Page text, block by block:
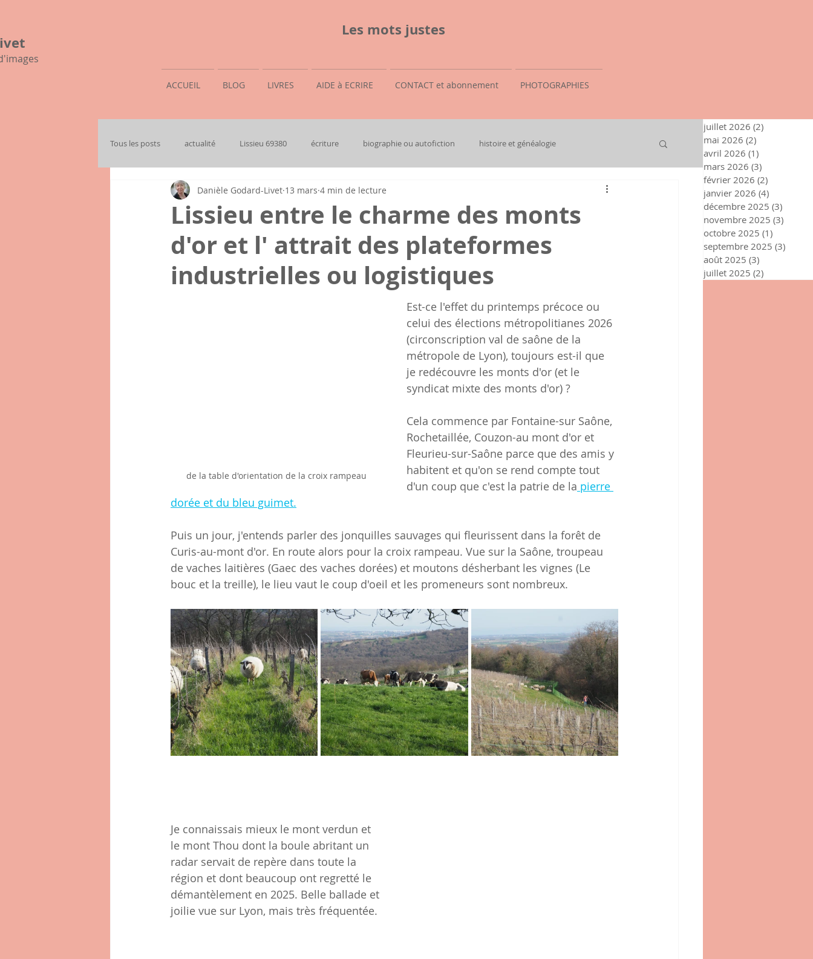
Les mots justes
ACCUEIL BLOG LIVRES AIDE à ECRIRE CONTACT et abonnement PHOTOGRAPHIES
Tous les posts actualité Lissieu 69380 écriture biographie ou autofiction histoire et généalogie
mon histoire familiale
Lissieu entre le charme des monts
d'or et l' attrait des plateformes
industrielles ou logistiques
Danièle Godard-Livet 13 mars 4 min de lecture
de la table d'orientation de la croix rampeau
Est-ce l'effet du printemps précoce ou
celui des élections métropolitianes 2026
(circonscription val de saône de la
métropole de Lyon), toujours est-il que
je redécouvre les monts d'or (et le
syndicat mixte des monts d'or) ?
Cela commence par Fontaine-sur Saône,
Rochetaillée, Couzon-au mont d'or et
Fleurieu-sur-Saône parce que des amis y
habitent et qu'on se rend compte tout
d'un coup que c'est la patrie de la pierre
dorée et du bleu guimet.
Puis un jour, j'entends parler des jonquilles sauvages qui fleurissent dans la forêt de
Curis-au-mont d'or. En route alors pour la croix rampeau. Vue sur la Saône, troupeau
de vaches laitières (Gaec des vaches dorées) et moutons désherbant les vignes (Le
bouc et la treille), le lieu vaut le coup d'oeil et les promeneurs sont nombreux.
Je connaissais mieux le mont verdun et
le mont Thou dont la boule abritant un
radar servait de repère dans toute la
région et dont beaucoup ont regretté le
démantèlement en 2025. Belle ballade et
joilie vue sur Lyon, mais très fréquentée.
juillet 2026 (2)
mai 2026 (2)
avril 2026 (1)
mars 2026 (3)
février 2026 (2)
janvier 2026 (4)
décembre 2025 (3)
novembre 2025 (3)
octobre 2025 (1)
septembre 2025 (3)
août 2025 (3)
juillet 2025 (2)